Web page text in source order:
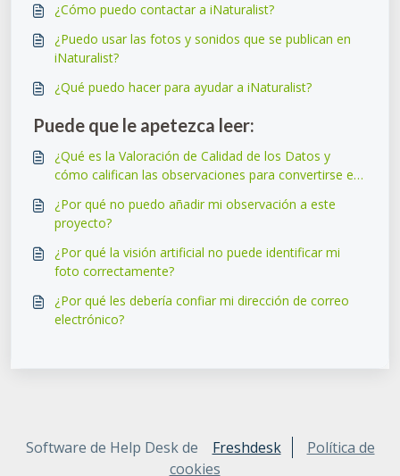
¿Cómo puedo contactar a iNaturalist?
¿Puedo usar las fotos y sonidos que se publican en
iNaturalist?
¿Qué puedo hacer para ayudar a iNaturalist?
Puede que le apetezca leer:
¿Qué es la Valoración de Calidad de los Datos y
cómo califican las observaciones para convertirse en
¿Por qué no puedo añadir mi observación a este
proyecto?
¿Por qué la visión artificial no puede identificar mi
foto correctamente?
¿Por qué les debería confiar mi dirección de correo
electrónico?
Software de Help Desk de Freshdesk
Política de
cookies